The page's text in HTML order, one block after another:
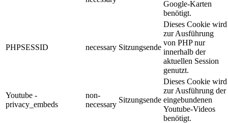
Google-Karten
benötigt.
PHPSESSID necessary Sitzungsende
Dieses Cookie wird
zur Ausführung
von PHP nur
innerhalb der
aktuellen Session
genutzt.
Youtube -
privacy_embeds
non-
necessary
Sitzungsende
Dieses Cookie wird
zur Ausführung der
eingebundenen
Youtube-Videos
benötigt.